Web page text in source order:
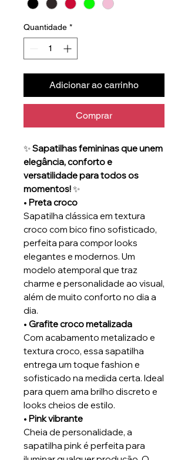
Quantidade *
Adicionar ao carrinho
Comprar
✨Sapatilhas femininas que unem
elegância, conforto e
versatilidade para todos os
momentos!✨
• Preta croco
Sapatilha clássica em textura
croco com bico fino sofisticado,
perfeita para compor looks
elegantes e modernos. Um
modelo atemporal que traz
charme e personalidade ao visual,
além de muito conforto no dia a
dia.
• Grafite croco metalizada
Com acabamento metalizado e
textura croco, essa sapatilha
entrega um toque fashion e
sofisticado na medida certa. Ideal
para quem ama brilho discreto e
looks cheios de estilo.
• Pink vibrante
Cheia de personalidade, a
sapatilha pink é perfeita para